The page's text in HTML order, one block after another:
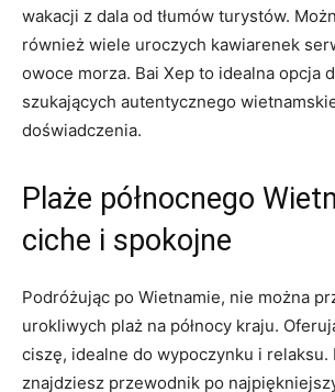
wakacji z dala ⁤od tłumów ‍turystów.
również wiele uroczych kawiarenek
owoce morza. Bai Xep⁢ to⁤ idealna opcja
szukających autentycznego
doświadczenia.
Plaże północnego⁢
ciche i spokojne
Podróżując po Wietnamie, nie można
urokliwych plaż na północy kraju.
ciszę, idealne do wypoczynku i relaksu.
znajdziesz przewodnik po